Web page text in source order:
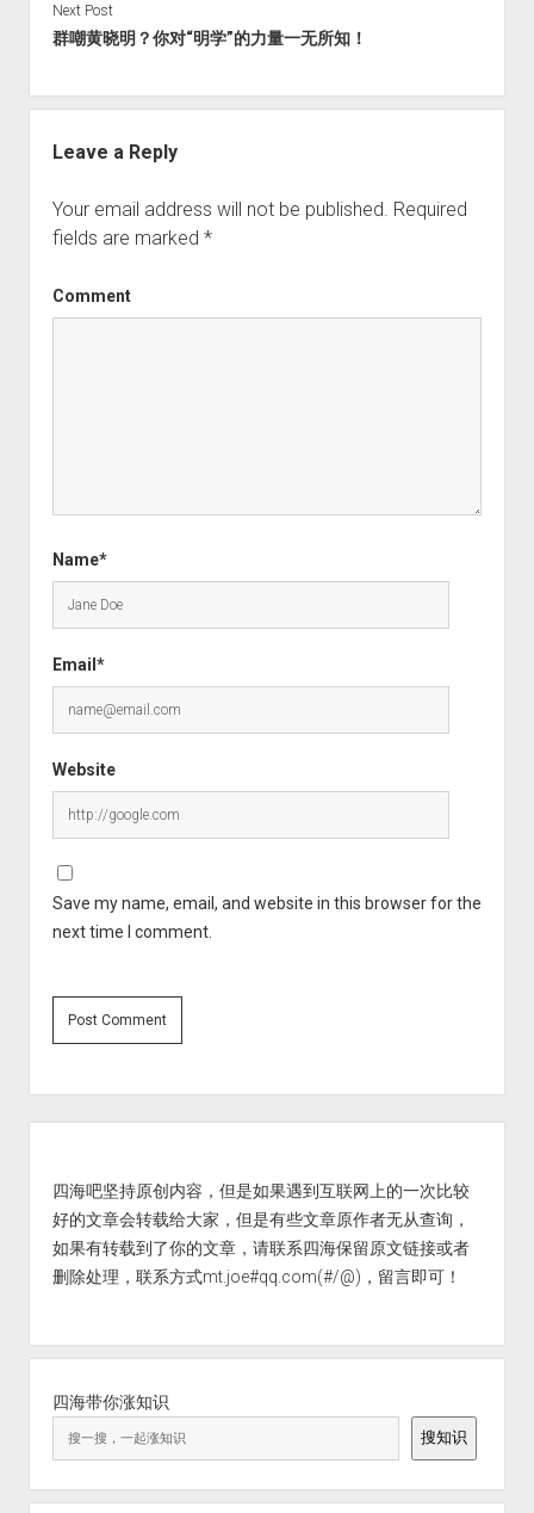
Next Post
群嘲黄晓明？你对“明学”的力量一无所知！
Leave a Reply
Your email address will not be published. Required
fields are marked *
Comment
Name*
Email*
Website
Save my name, email, and website in this browser for the
next time I comment.
四海吧坚持原创内容，但是如果遇到互联网上的一次比较
好的文章会转载给大家，但是有些文章原作者无从查询，
如果有转载到了你的文章，请联系四海保留原文链接或者
删除处理，联系方式mt.joe#qq.com(#/@)，留言即可！
四海带你涨知识
搜知识